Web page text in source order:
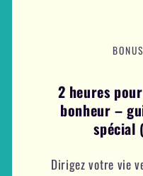
2 heures
bonheur –
spécial
Dirigez votre vie